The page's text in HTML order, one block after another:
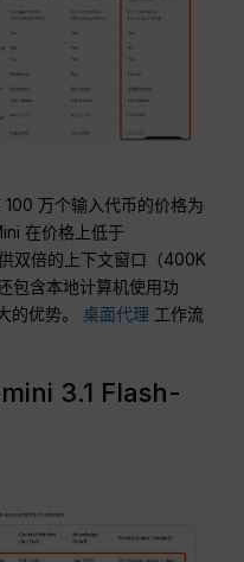
万个输入代币的价格为
在价格上低于
双倍的上下文窗口（400K
包含本地计算机使用功
的优势。 桌面代理 工作流
3.1 Flash-